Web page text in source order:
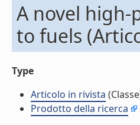
A novel
to fuels
Type
Articolo in rivista
Prodotto della ricerca